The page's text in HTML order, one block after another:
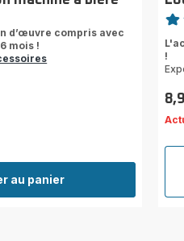
au panier
d’œuvre compris avec
mois !
Note
!
Prix